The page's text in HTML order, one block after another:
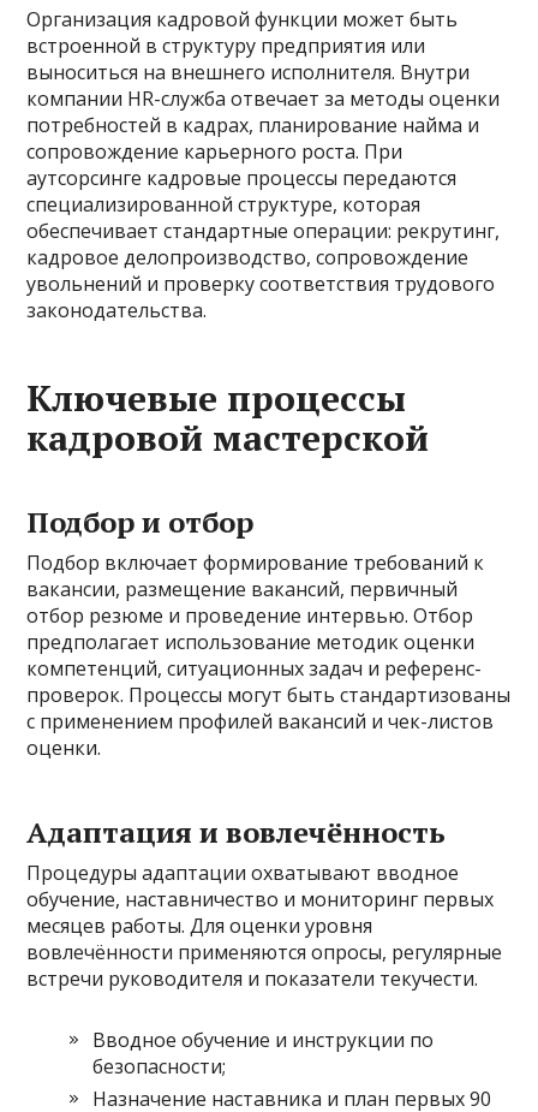
Организация кадровой функции может быть
встроенной в структуру предприятия или
выноситься на внешнего исполнителя. Внутри
компании HR-служба отвечает за методы оценки
потребностей в кадрах, планирование найма и
сопровождение карьерного роста. При
аутсорсинге кадровые процессы передаются
специализированной структуре, которая
обеспечивает стандартные операции: рекрутинг,
кадровое делопроизводство, сопровождение
увольнений и проверку соответствия трудового
законодательства.
Ключевые процессы
кадровой мастерской
Подбор и отбор
Подбор включает формирование требований к
вакансии, размещение вакансий, первичный
отбор резюме и проведение интервью. Отбор
предполагает использование методик оценки
компетенций, ситуационных задач и референс-
проверок. Процессы могут быть стандартизованы
с применением профилей вакансий и чек-листов
оценки.
Адаптация и вовлечённость
Процедуры адаптации охватывают вводное
обучение, наставничество и мониторинг первых
месяцев работы. Для оценки уровня
вовлечённости применяются опросы, регулярные
встречи руководителя и показатели текучести.
Вводное обучение и инструкции по
безопасности;
Назначение наставника и план первых 90